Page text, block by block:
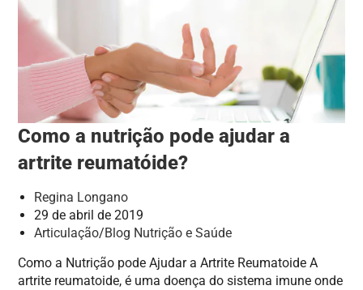
Como a nutrição pode ajudar a
artrite reumatóide?
Regina Longano
29 de abril de 2019
Articulação/Blog Nutrição e Saúde
Como a Nutrição pode Ajudar a Artrite Reumatoide A
artrite reumatoide, é uma doença do sistema imune onde